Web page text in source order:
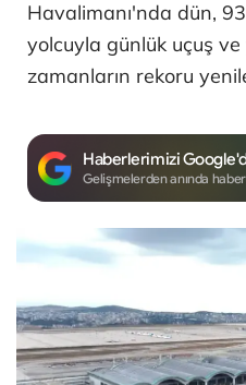
Havalimanı'nda dün,
yolcuyla günlük uçuş ve
zamanların rekoru
Haberlerimizi
Gelişmelerden anında